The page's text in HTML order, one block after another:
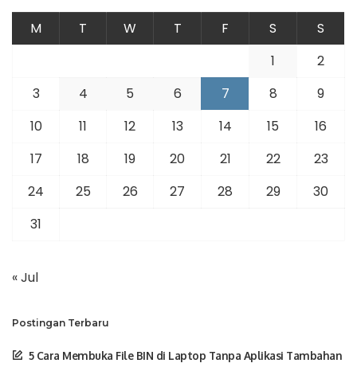
M T W T F S
S
1
2
3
4 5 6 7 8
9
10
11 12 13 14 15
16
17
18 19 20 21 22
23
24
25 26 27 28 29
30
31
« Jul
Postingan Terbaru
5 Cara Membuka File BIN di Laptop Tanpa Aplikasi Tambahan